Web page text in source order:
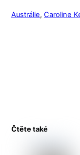
Austrálie, Caroline
Čtěte také